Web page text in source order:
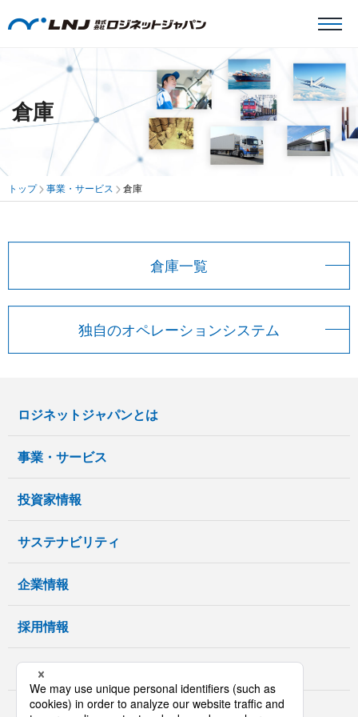
倉庫
トップ 事業・サービス 倉庫
倉庫一覧
独自のオペレーションシステム
ロジネットジャパンとは
事業・サービス
投資家情報
サステナビリティ
企業情報
採用情報
グループ企業
CM・動画情報